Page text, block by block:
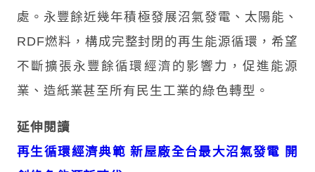
處。永豐餘近幾年積極發展沼氣發電、太陽能、
RDF燃料，構成完整封閉的再生能源循環，希望
不斷擴張永豐餘循環經濟的影響力，促進能源
業、造紙業甚至所有民生工業的綠色轉型。
延伸閱讀
再生循環經濟典範 新屋廠全台最大沼氣發電 開